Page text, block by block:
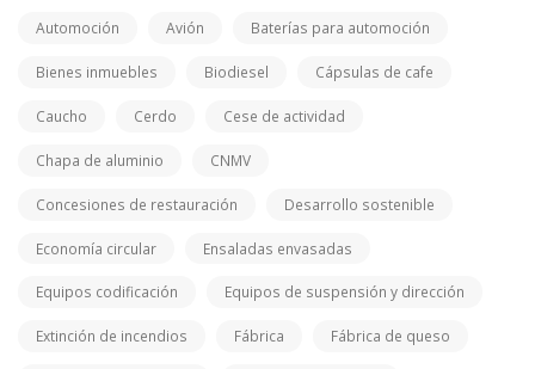
Automoción Avión Baterías para automoción
Bienes inmuebles Biodiesel Cápsulas de cafe
Caucho Cerdo Cese de actividad
Chapa de aluminio CNMV
Concesiones de restauración Desarrollo sostenible
Economía circular Ensaladas envasadas
Equipos codificación Equipos de suspensión y dirección
Extinción de incendios Fábrica Fábrica de queso